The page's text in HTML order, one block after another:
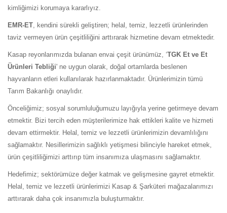
kimliğimizi korumaya kararlıyız.
EMR-ET , kendini sürekli geliştiren; helal, temiz, lezzetli ürünlerinden
taviz vermeyen ürün çeşitliliğini arttırarak hizmetine devam etmektedir.
Kasap reyonlarımızda bulanan envai çeşit ürünümüz, ‘TGK Et ve Et
Ürünleri Tebliği' ne uygun olarak, doğal ortamlarda beslenen
hayvanların etleri kullanılarak hazırlanmaktadır. Ürünlerimizin tümü
Tarım Bakanlığı onaylıdır.
Önceliğimiz; sosyal sorumluluğumuzu layığıyla yerine getirmeye devam
etmektir. Bizi tercih eden müşterilerimize hak ettikleri kalite ve hizmeti
devam ettirmektir. Helal, temiz ve lezzetli ürünlerimizin devamlılığını
sağlamaktır. Nesillerimizin sağlıklı yetişmesi bilinciyle hareket etmek,
ürün çeşitliliğimizi arttırıp tüm insanımıza ulaşmasını sağlamaktır.
Hedefimiz; sektörümüze değer katmak ve gelişmesine gayret etmektir.
Helal, temiz ve lezzetli ürünlerimizi Kasap & Şarküteri mağazalarımızı
arttırarak daha çok insanımızla buluşturmaktır.